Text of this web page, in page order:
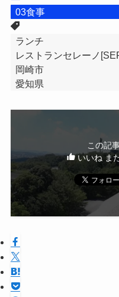
03食事
ランチ
レストランセレーノ
岡崎市
愛知県
この記
いいね ま